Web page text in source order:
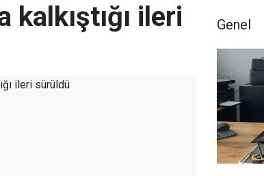
kalkıştığı ileri
Genel